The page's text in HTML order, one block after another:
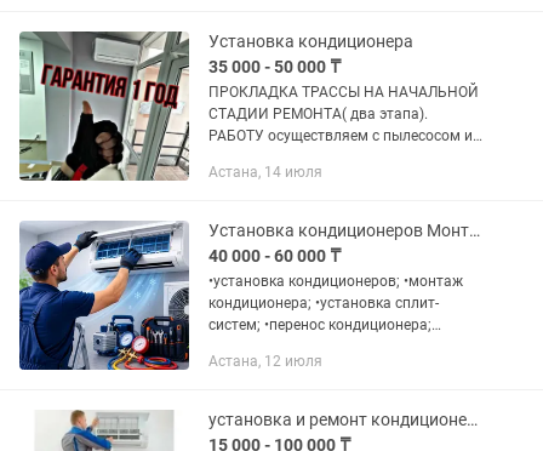
звоните работаем...
Установка кондиционера
35 000 - 50 000 ₸
ПРОКЛАДКА ТPACСЫ HA НАЧАЛЬНОЙ
СТАДИИ РЕМОНТА( два этапа).
РАБОТУ осуществляем с пылесосом и
профессиональную установку бытовых
применяем...
Астана, 14 июля
Установка кондиционеров Монтаж Гарантия Астана
40 000 - 60 000 ₸
•установка кондиционеров; •монтаж
кондиционера; •установка сплит-
систем; •перенос кондиционера;
•обслуживание; •заправка фреоном;
Астана, 12 июля
установка и ремонт кондиционеров
15 000 - 100 000 ₸